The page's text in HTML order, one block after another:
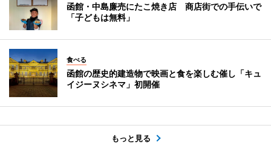
函館・中島廉売にたこ焼き店 商店街での手伝いで
「子どもは無料」
食べる
函館の歴史的建造物で映画と食を楽しむ催し「キュ
イジーヌシネマ」初開催
もっと見る